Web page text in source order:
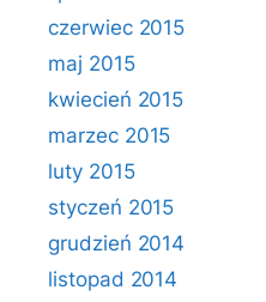
czerwiec 2015
maj 2015
kwiecień 2015
marzec 2015
luty 2015
styczeń 2015
grudzień 2014
listopad 2014